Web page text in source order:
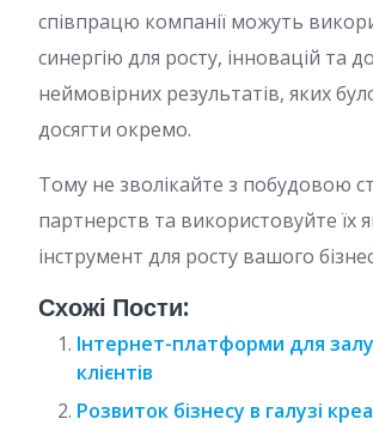
співпрацю компанії можуть
синергію для росту, інновацій та
неймовірних результатів, яких
досягти окремо.
Тому не зволікайте з побудовою
партнерств та використовуйте їх
інструмент для росту вашого
Схожі Пости:
Інтернет-платформи для
клієнтів
Розвиток бізнесу в галузі